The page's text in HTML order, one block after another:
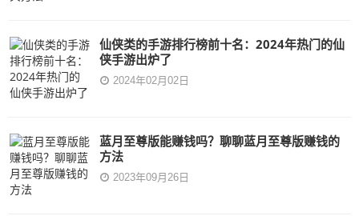
仙侠类的手游排行榜前十名：2024年热门的仙
侠手游出炉了
2024年02月02日
蓝月至尊版能赚钱吗？聊聊蓝月至尊版赚钱的
方法
2023年09月26日